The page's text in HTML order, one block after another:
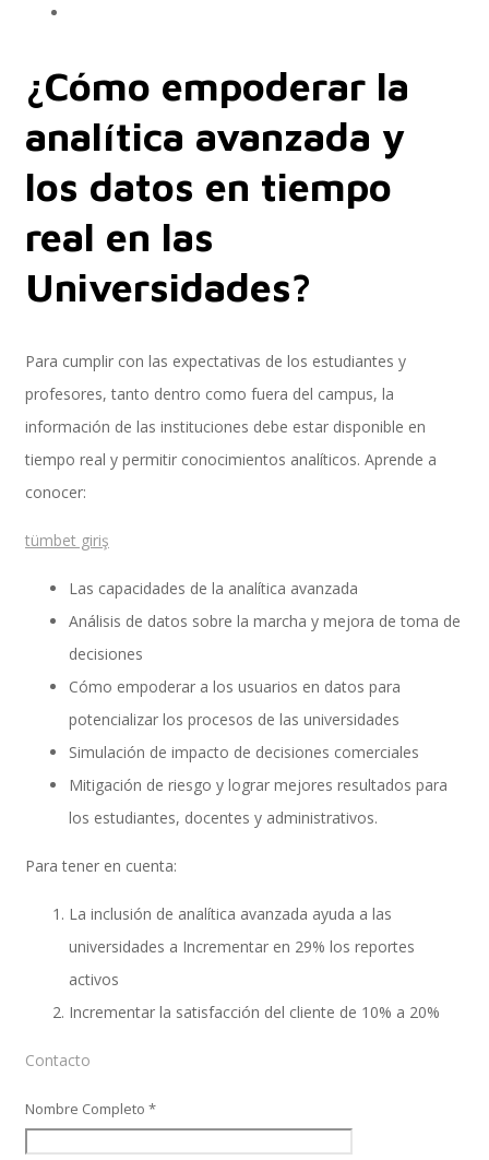
Implementación SAP SuccessFactors
Implementación Nómina Cloud Sap
SAP SuccessFactors Employee Central
Implementación Employee Central Payroll
Performance and Goals
Recruiting and Onboarding
SAP JAM
¿Cómo empoderar la
analítica avanzada y
los datos en tiempo
real en las
Universidades?
Para cumplir con las expectativas de los estudiantes y
profesores, tanto dentro como fuera del campus, la
información de las instituciones debe estar disponible en
tiempo real y permitir conocimientos analíticos. Aprende a
conocer:
tümbet giriş
Las capacidades de la analítica avanzada
Análisis de datos sobre la marcha y mejora de toma de
decisiones
Cómo empoderar a los usuarios en datos para
potencializar los procesos de las universidades
Simulación de impacto de decisiones comerciales
Mitigación de riesgo y lograr mejores resultados para
los estudiantes, docentes y administrativos.
Para tener en cuenta:
La inclusión de analítica avanzada ayuda a las
universidades a Incrementar en 29% los reportes
activos
Incrementar la satisfacción del cliente de 10% a 20%
Contacto
Nombre Completo *